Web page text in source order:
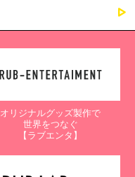
オリジナルグッズ製作で
世界をつなぐ
【ラブエンタ】